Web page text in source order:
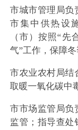
市城市管理局负
市集中供热设
（市）按照“先
气”工作，保障冬
市农业农村局结
取暖一氧化碳中
市市场监管局负
监管；指导查